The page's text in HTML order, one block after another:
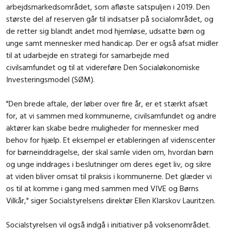
arbejdsmarkedsområdet, som afløste satspuljen i 2019. Den
største del af reserven går til indsatser på socialområdet, og
de retter sig blandt andet mod hjemløse, udsatte børn og
unge samt mennesker med handicap. Der er også afsat midler
til at udarbejde en strategi for samarbejde med
civilsamfundet og til at videreføre Den Socialøkonomiske
Investeringsmodel (SØM).
"Den brede aftale, der løber over fire år, er et stærkt afsæt
for, at vi sammen med kommunerne, civilsamfundet og andre
aktører kan skabe bedre muligheder for mennesker med
behov for hjælp. Et eksempel er etableringen af videnscenter
for børneinddragelse, der skal samle viden om, hvordan børn
og unge inddrages i beslutninger om deres eget liv, og sikre
at viden bliver omsat til praksis i kommunerne. Det glæder vi
os til at komme i gang med sammen med VIVE og Børns
Vilkår," siger Socialstyrelsens direktør Ellen Klarskov Lauritzen.
Socialstyrelsen vil også indgå i initiativer på voksenområdet.